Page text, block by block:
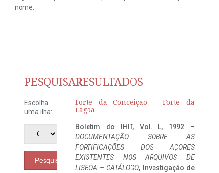
nome.
PESQUISAR
Escolha
uma ilha:
Pesquisar
RESULTADOS
Forte da Conceição – Forte da
Lagoa
Boletim do IHIT, Vol. L, 1992 –
DOCUMENTAÇÃO SOBRE AS
FORTIFICAÇÕES DOS AÇORES
EXISTENTES NOS ARQUIVOS DE
LISBOA – CATÁLOGO, Investigação de